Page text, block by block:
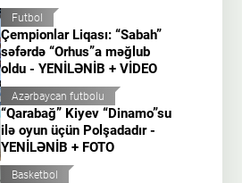
Futbol
Çempionlar Liqası: “Sabah”
səfərdə “Orhus”a məğlub
oldu - YENİLƏNİB + VİDEO
Azərbaycan futbolu
“Qarabağ” Kiyev “Dinamo”su
ilə oyun üçün Polşadadır -
YENİLƏNİB + FOTO
Basketbol